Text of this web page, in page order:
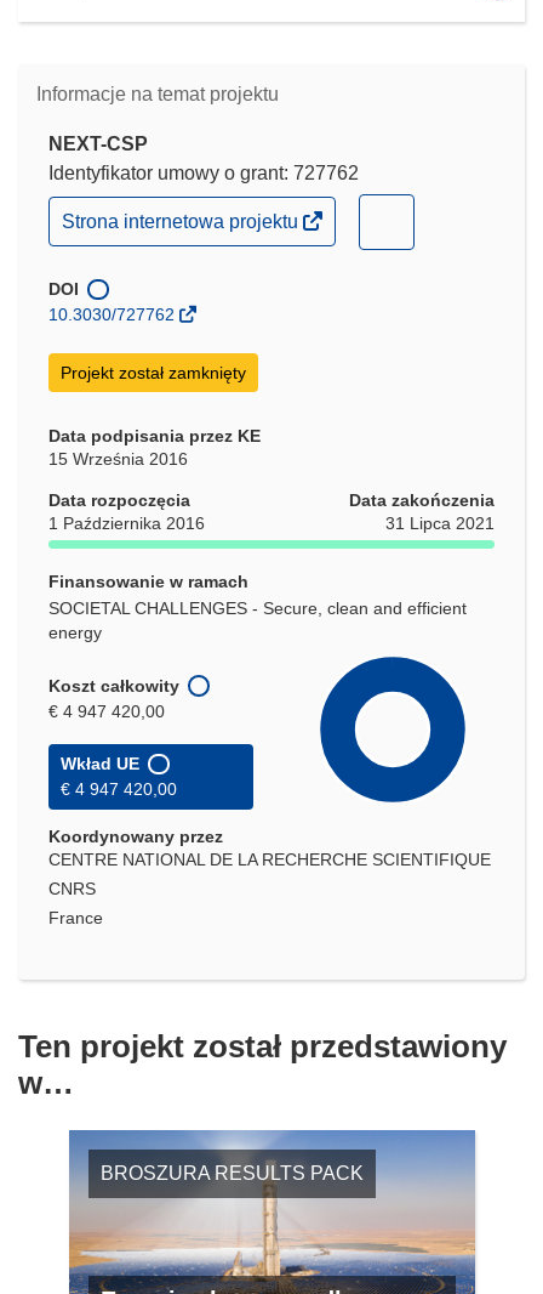
Informacje na temat projektu
NEXT-CSP
Identyfikator umowy o grant: 727762
(odnośnik
otworzy
w
nowym
Strona internetowa projektu
otworzy
DOI
10.3030/727762
Projekt został zamknięty
Data podpisania przez KE
15 Września 2016
Data rozpoczęcia
1 Października 2016
Data zakończenia
31 Lipca 2021
Finansowanie w ramach
SOCIETAL CHALLENGES - Secure, clean and efficient
energy
Koszt całkowity
€ 4 947 420,00
Wkład UE
€ 4 947 420,00
Koordynowany przez
CENTRE NATIONAL DE LA RECHERCHE SCIENTIFIQUE
CNRS
France
Ten projekt został przedstawiony
w…
BROSZURA RESULTS PACK